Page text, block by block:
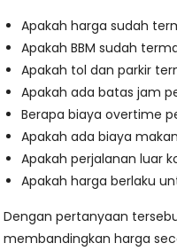
Apakah harga sudah
Apakah BBM sudah
Apakah tol dan parkir
Apakah ada batas jam
Berapa biaya overtime
Apakah ada biaya
Apakah perjalanan luar
Apakah harga berlaku
Dengan pertanyaan
membandingkan harga